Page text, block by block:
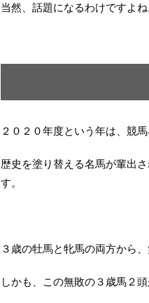
当然、話題になるわけですよね
２０２０年度という年は、競
歴史を塗り替える名馬が輩出
す。
３歳の牡馬と牝馬の両方から
しかも、この無敗の３歳馬２